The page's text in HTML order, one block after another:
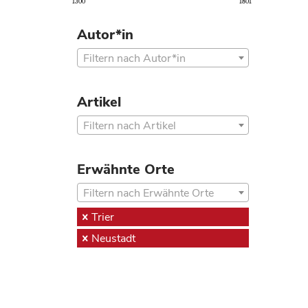
Autor*in
Filtern nach Autor*in
Artikel
Filtern nach Artikel
Erwähnte Orte
Filtern nach Erwähnte Orte
Trier
Neustadt